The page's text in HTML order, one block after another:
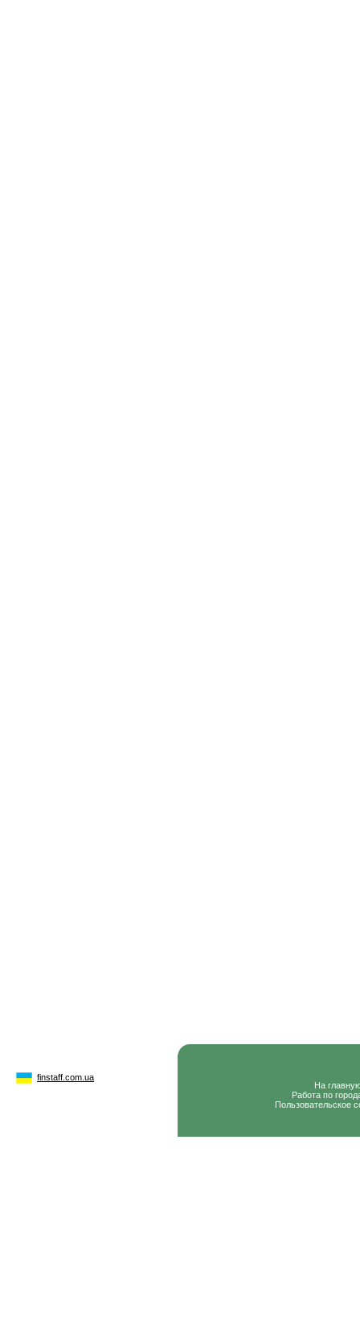
finstaff.com.ua
На
Работа по
Пользовательское